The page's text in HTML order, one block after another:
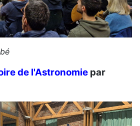
de l'Astronomie par